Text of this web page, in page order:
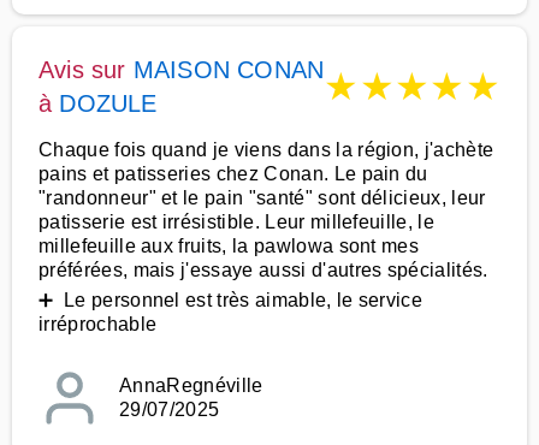
Avis sur MAISON CONAN
à DOZULE ★★★★★
Chaque fois quand je viens dans la région, j'achète
pains et patisseries chez Conan. Le pain du
"randonneur" et le pain "santé" sont délicieux, leur
patisserie est irrésistible. Leur millefeuille, le
millefeuille aux fruits, la pawlowa sont mes
préférées, mais j'essaye aussi d'autres spécialités.
➕ Le personnel est très aimable, le service
irréprochable
AnnaRegnéville
29/07/2025